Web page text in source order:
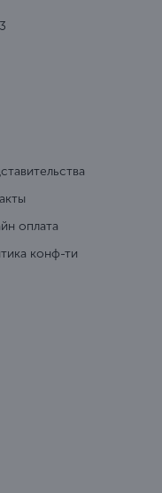
оплата
конф-ти